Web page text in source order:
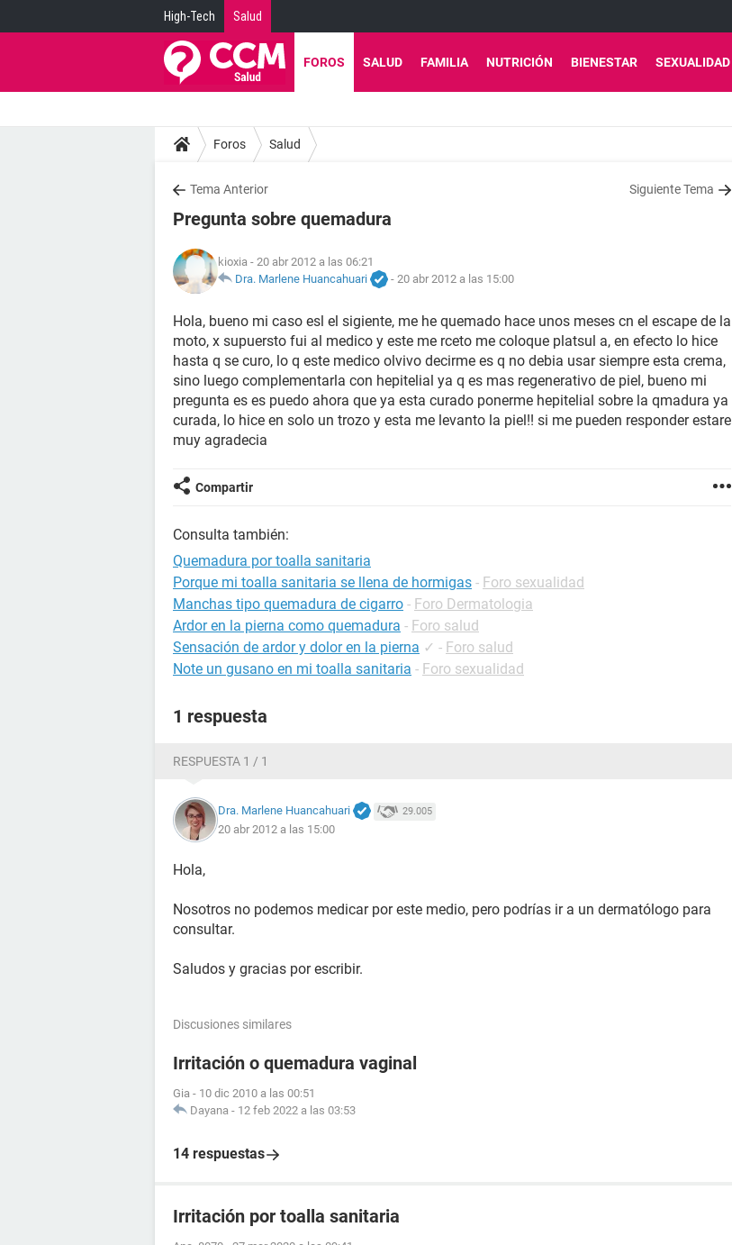
High-Tech Salud
FOROS SALUD FAMILIA NUTRICIÓN BIENESTAR SEXUALIDAD
Foros Salud
Tema Anterior Siguiente Tema
Pregunta sobre quemadura
kioxia - 20 abr 2012 a las 06:21
Dra. Marlene Huancahuari
- 20 abr 2012 a las 15:00
Hola, bueno mi caso esl el sigiente, me he quemado hace unos meses cn el escape de la
moto, x supuersto fui al medico y este me rceto me coloque platsul a, en efecto lo hice
hasta q se curo, lo q este medico olvivo decirme es q no debia usar siempre esta crema,
sino luego complementarla con hepitelial ya q es mas regenerativo de piel, bueno mi
pregunta es es puedo ahora que ya esta curado ponerme hepitelial sobre la qmadura ya
curada, lo hice en solo un trozo y esta me levanto la piel!! si me pueden responder estare
muy agradecia
Compartir
Consulta también:
Quemadura por toalla sanitaria
Porque mi toalla sanitaria se llena de hormigas - Foro sexualidad
Manchas tipo quemadura de cigarro - Foro Dermatologia
Ardor en la pierna como quemadura - Foro salud
Sensación de ardor y dolor en la pierna ✓ - Foro salud
Note un gusano en mi toalla sanitaria - Foro sexualidad
1 respuesta
RESPUESTA 1 / 1
Dra. Marlene Huancahuari 29.005
20 abr 2012 a las 15:00
Hola,
Nosotros no podemos medicar por este medio, pero podrías ir a un dermatólogo para
consultar.
Saludos y gracias por escribir.
Discusiones similares
Irritación o quemadura vaginal
Gia - 10 dic 2010 a las 00:51
Dayana - 12 feb 2022 a las 03:53
14 respuestas
Irritación por toalla sanitaria